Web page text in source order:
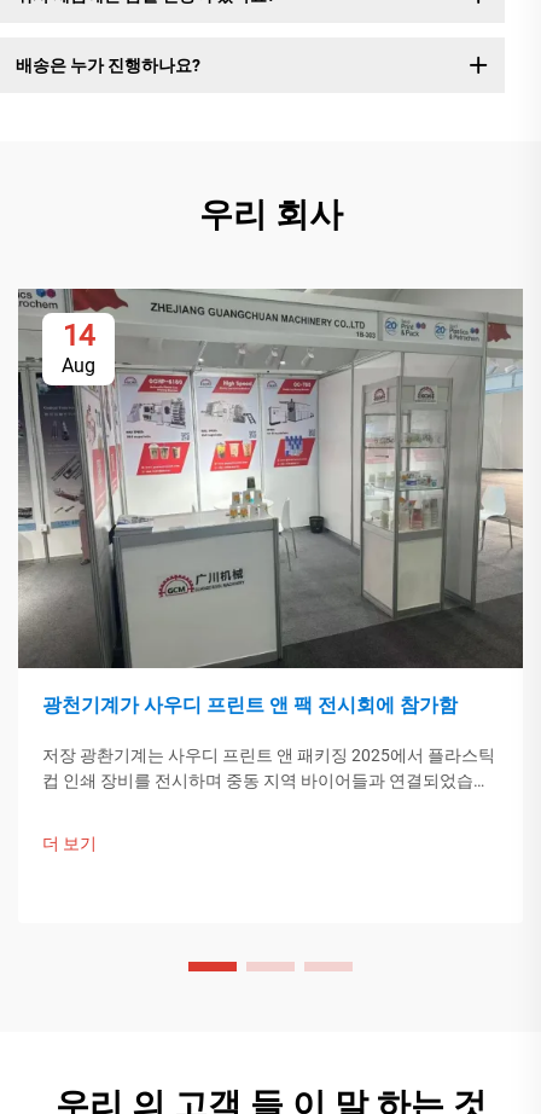
배송은 누가 진행하나요?
우리 회사
14
Aug
광천기계가 사우디 프린트 앤 팩 전시회에 참가함
저장 광촨기계는 사우디 프린트 앤 패키징 2025에서 플라스틱
컵 인쇄 장비를 전시하며 중동 지역 바이어들과 연결되었습니
더 보기
우리 의 고객 들 이 말 하는 것